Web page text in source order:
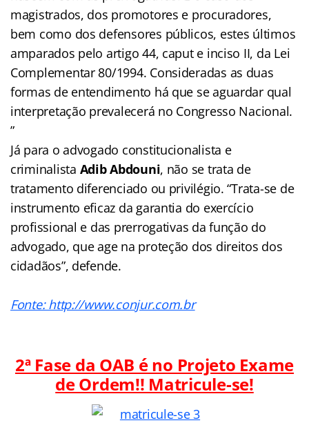
magistrados, dos promotores e procuradores,
bem como dos defensores públicos, estes últimos
amparados pelo artigo 44, caput e inciso II, da Lei
Complementar 80/1994. Consideradas as duas
formas de entendimento há que se aguardar qual
interpretação prevalecerá no Congresso Nacional.
”
Já para o advogado constitucionalista e
criminalista Adib Abdouni, não se trata de
tratamento diferenciado ou privilégio. “Trata-se de
instrumento eficaz da garantia do exercício
profissional e das prerrogativas da função do
advogado, que age na proteção dos direitos dos
cidadãos”, defende.
Fonte: http://www.conjur.com.br
2ª Fase da OAB é no Projeto Exame
de Ordem!! Matricule-se!